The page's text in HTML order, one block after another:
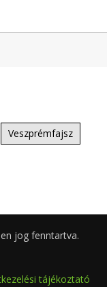
Veszprémfajsz
jog fenntartva.
tájékoztató